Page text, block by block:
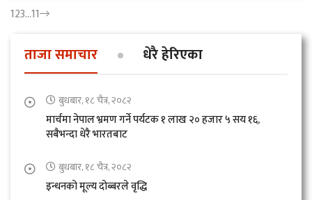
हजार पाँचसय १५ नेपाली प्रत्यक्ष रुपमा..
123…11
ताजा समाचार धेरै हेरिएका
बुधबार, १८ चैत्र, २०८२
मार्चमा नेपाल भ्रमण गर्ने पर्यटक १ लाख २० हजार ५ सय १६,
सबैभन्दा धेरै भारतबाट
बुधबार, १८ चैत्र, २०८२
इन्धनको मूल्य दोब्बरले वृद्धि